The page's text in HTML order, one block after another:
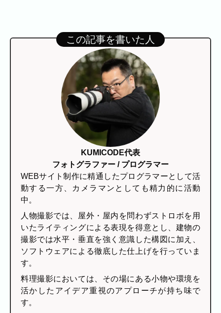
朝倉市
久留米市 北九州市門司区 八女市
ABOUT
撮影・制作に対する考え方をご紹介してい
KUMICODEのことを、少し知っていただけ
たらうれしいです。
私たちにできること
写真撮影・動画撮影・WEBサイト制作を行っています。
WEBサイト制作
会社概要
今まで寄せられた質問をまとめました。
この記事を書いた人
KUMICODE代表
フォトグラファー / プログラマー
WEBサイト制作に精通したプログラマーとして活
動する一方、カメラマンとしても精力的に活動
中。
人物撮影では、屋外・屋内を問わずストロボを用
いたライティングによる表現を得意とし、建物の
撮影では水平・垂直を強く意識した構図に加え、
ソフトウェアによる徹底した仕上げを行っていま
す。
料理撮影においては、その場にある小物や環境を
活かしたアイデア重視のアプローチが持ち味で
す。